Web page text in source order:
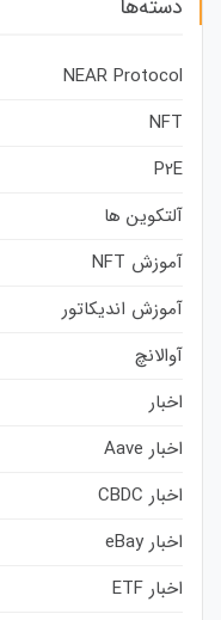
NEAR Protocol
NFT
P2E
آلتکوین ها
آموزش NFT
آموزش اندیکاتور
آوالانچ
اخبار
اخبار Aave
اخبار CBDC
اخبار eBay
اخبار ETF